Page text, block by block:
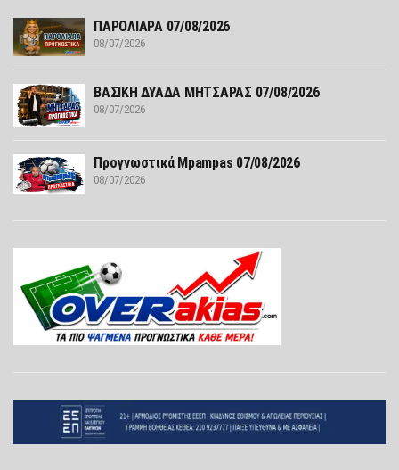
ΠΑΡΟΛΙΑΡΑ 07/08/2026
08/07/2026
ΒΑΣΙΚΗ ΔΥΑΔΑ ΜΗΤΣΑΡΑΣ 07/08/2026
08/07/2026
Προγνωστικά Mpampas 07/08/2026
08/07/2026